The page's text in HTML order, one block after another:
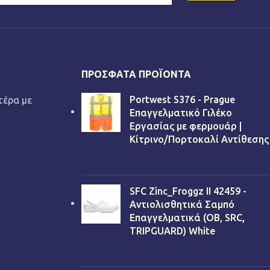
με
ΠΡΌΣΦΑΤΑ ΠΡΟΪΌΝΤΑ
Portwest S376 - Prague
Επαγγελματικό Γιλέκο
Εργασίας με φερμουάρ |
Κίτρινο/Πορτοκαλί Αντίθεσης
SFC Zinc_Froggz II 42459 -
Αντιολισθητικά Σαμπό
Επαγγελματικά (OB, SRC,
TRIPGUARD) White